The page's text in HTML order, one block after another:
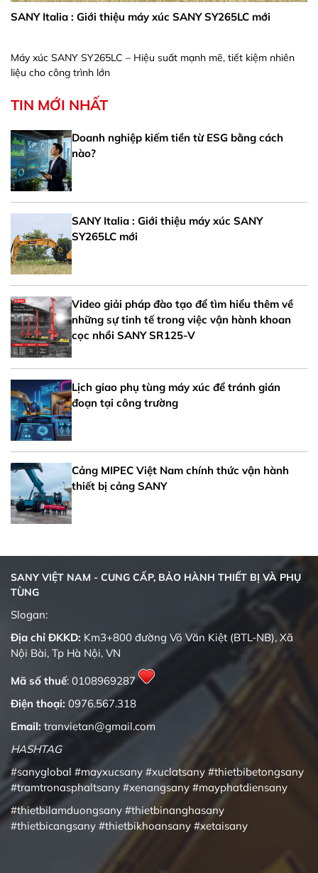
SANY Italia : Giới thiệu máy xúc SANY SY265LC mới
Máy xúc SANY SY265LC – Hiệu suất mạnh mẽ, tiết kiệm nhiên
liệu cho công trình lớn
TIN MỚI NHẤT
Doanh nghiệp kiếm tiền từ ESG bằng cách
nào?
SANY Italia : Giới thiệu máy xúc SANY
SY265LC mới
Video giải pháp đào tạo để tìm hiểu thêm về
những sự tinh tế trong việc vận hành khoan
cọc nhồi SANY SR125-V
Lịch giao phụ tùng máy xúc để tránh gián
đoạn tại công trường
Cảng MIPEC Việt Nam chính thức vận hành
thiết bị cảng SANY
SANY VIỆT NAM - CUNG CẤP, BẢO HÀNH THIẾT BỊ VÀ PHỤ
TÙNG
Slogan:
Địa chỉ ĐKKD: Km3+800 đường Võ Văn Kiệt (BTL-NB), Xã
Nội Bài, Tp Hà Nội, VN
Mã số thuế: 0108969287
Điện thoại: 0976.567.318
Email: tranvietan@gmail.com
HASHTAG
#sanyglobal #mayxucsany #xuclatsany #thietbibetongsany
#tramtronasphaltsany #xenangsany #mayphatdiensany
#thietbilamduongsany #thietbinanghasany
#thietbicangsany #thietbikhoansany #xetaisany